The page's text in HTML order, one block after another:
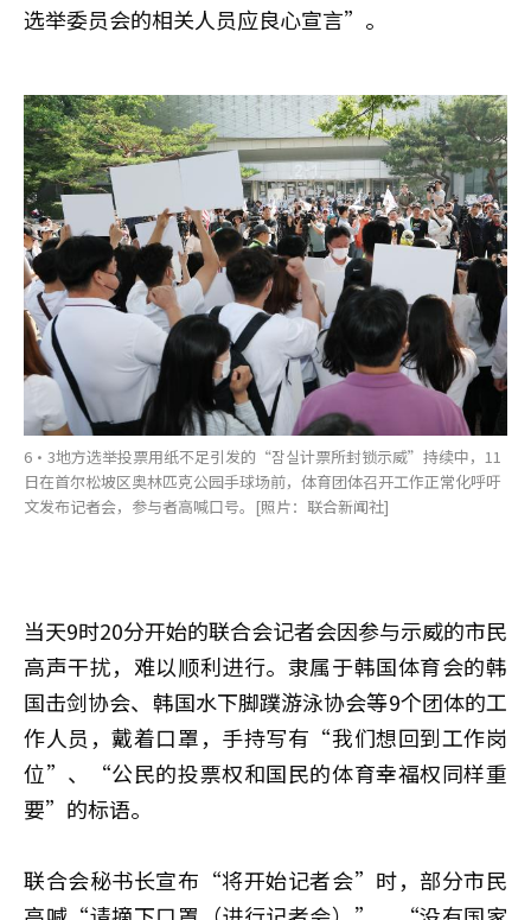
选举委员会的相关人员应良心宣言”。
6·3地方选举投票用纸不足引发的“잠실计票所封锁示威”持续中，11
日在首尔松坡区奥林匹克公园手球场前，体育团体召开工作正常化呼吁
文发布记者会，参与者高喊口号。[照片：联合新闻社]
当天9时20分开始的联合会记者会因参与示威的市民
高声干扰，难以顺利进行。隶属于韩国体育会的韩
国击剑协会、韩国水下脚蹼游泳协会等9个团体的工
作人员，戴着口罩，手持写有“我们想回到工作岗
位”、“公民的投票权和国民的体育幸福权同样重
要”的标语。
联合会秘书长宣布“将开始记者会”时，部分市民